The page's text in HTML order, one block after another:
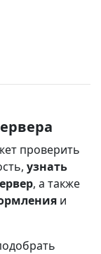
проверить
узнать
, а также
и